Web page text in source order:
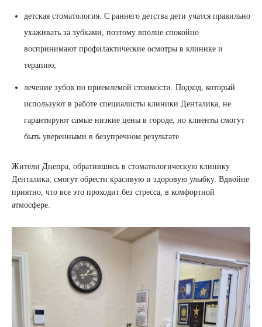
детская стоматология. С раннего детства дети учатся правильно
ухаживать за зубками, поэтому вполне спокойно
воспринимают профилактические осмотры в клинике и
терапию;
лечение зубов по приемлемой стоимости. Подход, который
используют в работе специалисты клиники Денталика, не
гарантируют самые низкие цены в городе, но клиенты смогут
быть уверенными в безупречном результате.
Жители Днепра, обратившись в стоматологическую клинику
Денталика, смогут обрести красивую и здоровую улыбку. Вдвойне
приятно, что все это проходит без стресса, в комфортной
атмосфере.